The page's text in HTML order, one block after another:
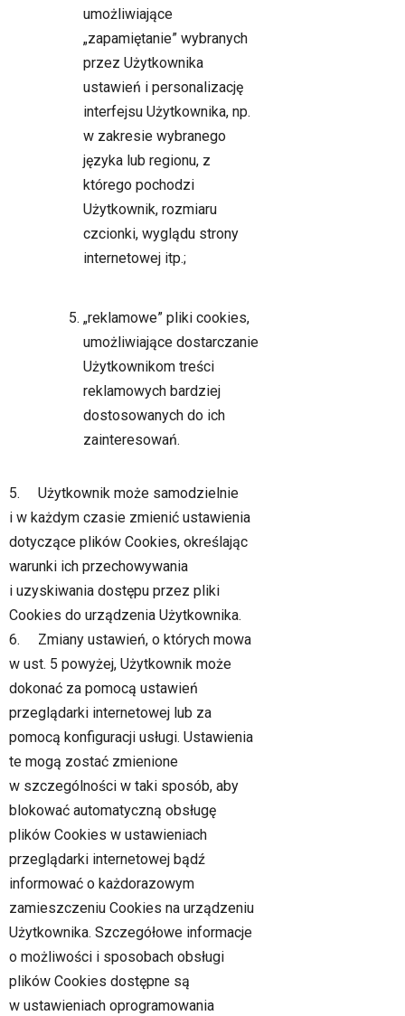
umożliwiające
„zapamiętanie” wybranych
przez Użytkownika
ustawień i personalizację
interfejsu Użytkownika, np.
w zakresie wybranego
języka lub regionu, z
którego pochodzi
Użytkownik, rozmiaru
czcionki, wyglądu strony
internetowej itp.;
„reklamowe” pliki cookies,
umożliwiające dostarczanie
Użytkownikom treści
reklamowych bardziej
dostosowanych do ich
zainteresowań.
5. Użytkownik może samodzielnie
i w każdym czasie zmienić ustawienia
dotyczące plików Cookies, określając
warunki ich przechowywania
i uzyskiwania dostępu przez pliki
Cookies do urządzenia Użytkownika.
6. Zmiany ustawień, o których mowa
w ust. 5 powyżej, Użytkownik może
dokonać za pomocą ustawień
przeglądarki internetowej lub za
pomocą konfiguracji usługi. Ustawienia
te mogą zostać zmienione
w szczególności w taki sposób, aby
blokować automatyczną obsługę
plików Cookies w ustawieniach
przeglądarki internetowej bądź
informować o każdorazowym
zamieszczeniu Cookies na urządzeniu
Użytkownika. Szczegółowe informacje
o możliwości i sposobach obsługi
plików Cookies dostępne są
w ustawieniach oprogramowania